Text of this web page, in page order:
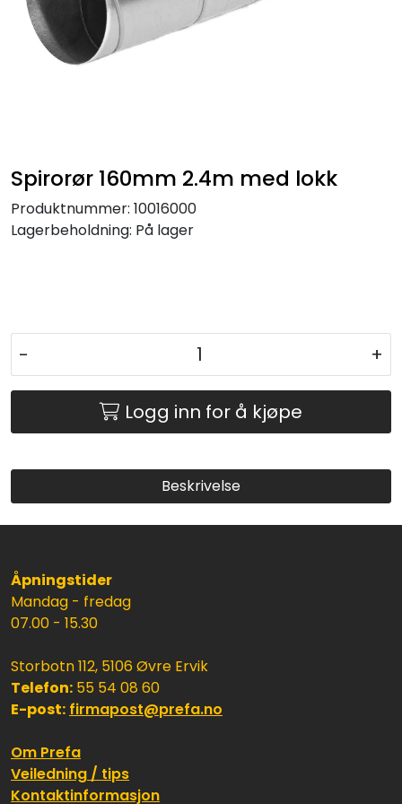
Spirorør 160mm 2.4m med lokk
Produktnummer: 10016000
Lagerbeholdning: På lager
- +
Logg inn for å kjøpe
Beskrivelse
Åpningstider
Mandag - fredag
07.00 - 15.30
Storbotn 112, 5106 Øvre Ervik
Telefon: 55 54 08 60
E-post: firmapost@prefa.no
Om Prefa
Veiledning / tips
Kontaktinformasjon